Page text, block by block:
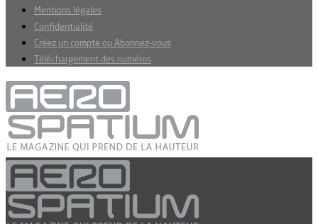
Mentions légales
Confidentialité
Créez un compte ou Abonnez-vous
Téléchargement des numéros